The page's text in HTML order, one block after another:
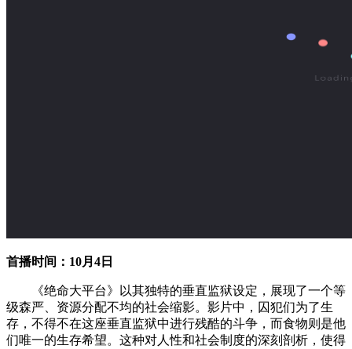
首播时间：10月4日
《绝命大平台》以其独特的垂直监狱设定，展现了一个等
级森严、资源分配不均的社会缩影。影片中，囚犯们为了生
存，不得不在这座垂直监狱中进行残酷的斗争，而食物则是他
们唯一的生存希望。这种对人性和社会制度的深刻剖析，使得